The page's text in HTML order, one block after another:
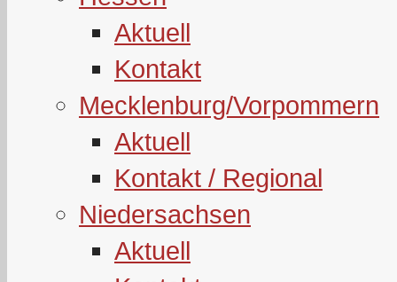
Aktuell
Kontakt
Mecklenburg/Vorpommern
Aktuell
Kontakt / Regional
Niedersachsen
Aktuell